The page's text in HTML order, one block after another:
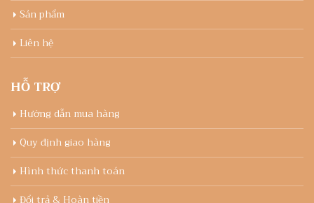
Sản phẩm
Liên hệ
HỖ TRỢ
Hướng dẫn mua hàng
Quy định giao hàng
Hình thức thanh toán